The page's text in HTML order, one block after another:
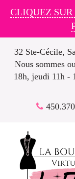
CLIQUEZ
32 Ste-Cécile,
Nous sommes
18h, jeudi 11h -